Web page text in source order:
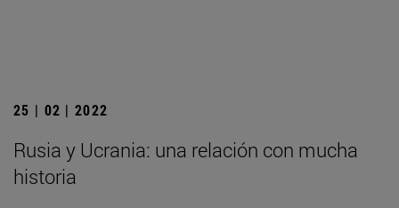
25 | 02 | 2022
Rusia y Ucrania: una relación con mucha
historia